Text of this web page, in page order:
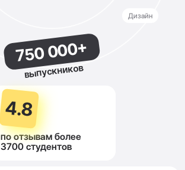
Дизайн
750 000+
выпускников
4.8
по отзывам более
3700 студентов